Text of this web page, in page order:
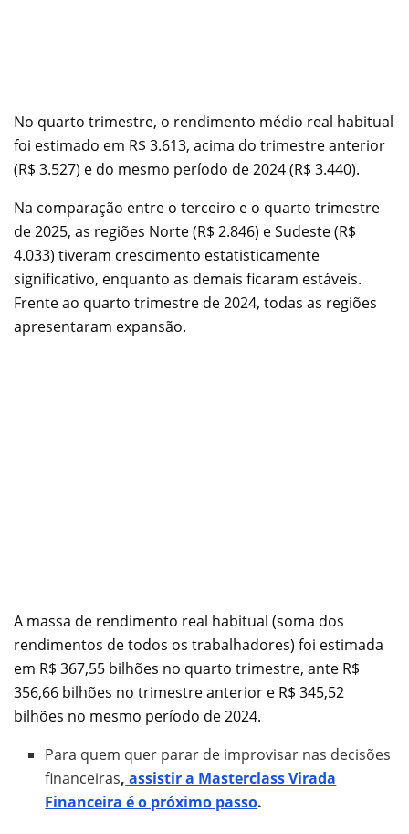
No quarto trimestre, o rendimento médio real habitual
foi estimado em R$ 3.613, acima do trimestre anterior
(R$ 3.527) e do mesmo período de 2024 (R$ 3.440).
Na comparação entre o terceiro e o quarto trimestre
de 2025, as regiões Norte (R$ 2.846) e Sudeste (R$
4.033) tiveram crescimento estatisticamente
significativo, enquanto as demais ficaram estáveis.
Frente ao quarto trimestre de 2024, todas as regiões
apresentaram expansão.
A massa de rendimento real habitual (soma dos
rendimentos de todos os trabalhadores) foi estimada
em R$ 367,55 bilhões no quarto trimestre, ante R$
356,66 bilhões no trimestre anterior e R$ 345,52
bilhões no mesmo período de 2024.
Para quem quer parar de improvisar nas decisões
financeiras, assistir a Masterclass Virada
Financeira é o próximo passo.